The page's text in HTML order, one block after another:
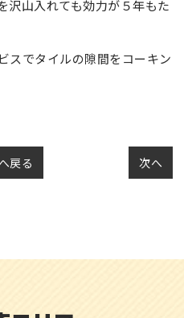
沢山入れても効力が５年もた
スでタイルの隙間をコーキン
戻る 次へ